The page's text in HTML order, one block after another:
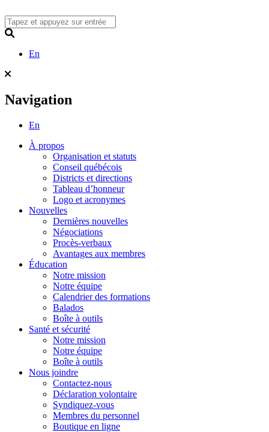
to
content
En
Navigation
En
À propos
Organisation et statuts
Conseil québécois
Districts et directions
Tableau d’honneur
Logo et acronymes
Nouvelles
Dernières nouvelles
Négociations
Procès-verbaux
Avantages aux membres
Éducation
Notre mission
Notre équipe
Calendrier des formations
Balados
Boîte à outils
Santé et sécurité
Notre mission
Notre équipe
Boîte à outils
Nous joindre
Contactez-nous
Déclaration volontaire
Syndiquez-vous
Membres du personnel
Boutique en ligne